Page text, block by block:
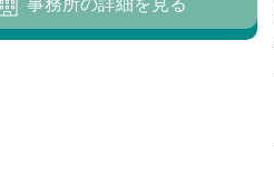
事務所の詳細を見る